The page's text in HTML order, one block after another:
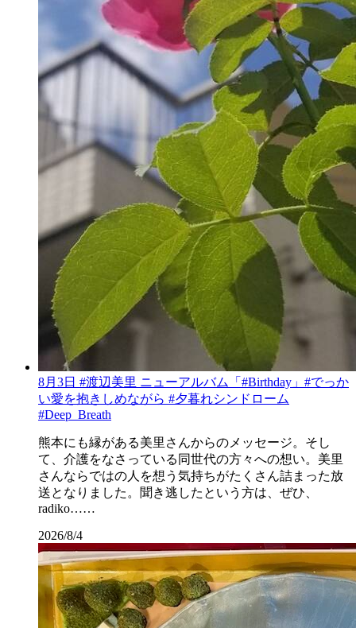
8月3日 #渡辺美里 ニューアルバム「#Birthday」#でっか
い愛を抱きしめながら #夕暮れシンドローム
#Deep_Breath
熊本にも縁がある美里さんからのメッセージ。そし
て、介護をなさっている同世代の方々への想い。美里
さんならではの人を想う気持ちがたくさん詰まった放
送となりました。聞き逃したという方は、ぜひ、
radiko……
2026/8/4